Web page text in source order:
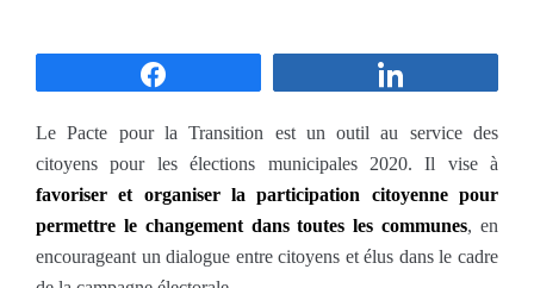
Le Pacte pour la Transition est un outil au service des
citoyens pour les élections municipales 2020. Il vise à
favoriser et organiser la participation citoyenne pour
permettre le changement dans toutes les communes, en
encourageant un dialogue entre citoyens et élus dans le cadre